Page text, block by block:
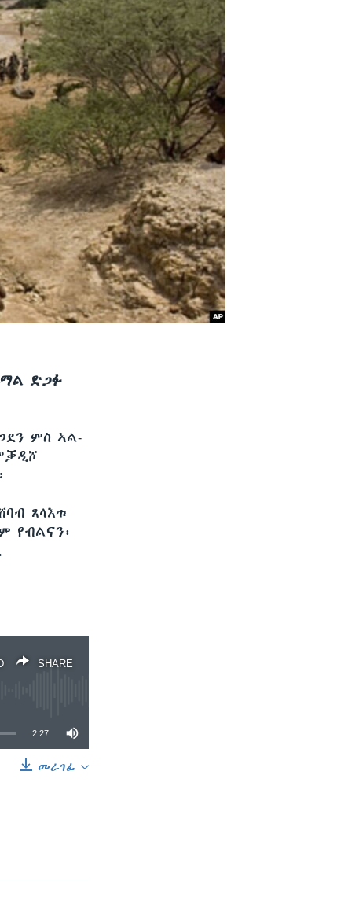
ድጋፉ
ምስ ኣል-
ጸላእቱ
የብልናን፡
SHARE
2:27
መራገፊ